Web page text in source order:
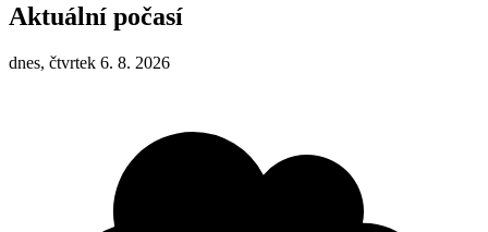
Aktuální počasí
dnes, čtvrtek 6. 8. 2026